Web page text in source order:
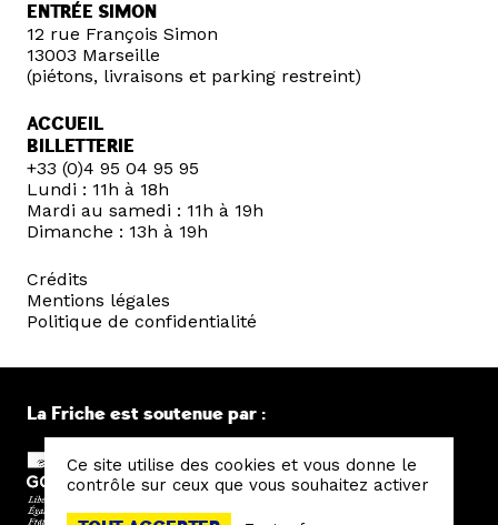
ENTRÉE SIMON
12 rue François Simon
13003 Marseille
(piétons, livraisons et parking restreint)
ACCUEIL
BILLETTERIE
+33 (0)4 95 04 95 95
Lundi : 11h à 18h
Mardi au samedi : 11h à 19h
Dimanche : 13h à 19h
Crédits
Mentions légales
Politique de confidentialité
La Friche est soutenue par :
Ce site utilise des cookies et vous donne le
contrôle sur ceux que vous souhaitez activer